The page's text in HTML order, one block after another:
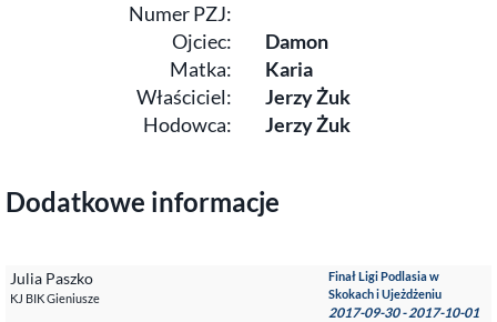
Numer PZJ:
Ojciec:
Damon
Matka:
Karia
Właściciel:
Jerzy Żuk
Hodowca:
Jerzy Żuk
Dodatkowe informacje
Julia Paszko
KJ BIK Gieniusze
Finał Ligi Podlasia w
Skokach i Ujeżdżeniu
2017-09-30 - 2017-10-01